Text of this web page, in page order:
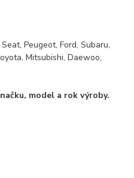
Peugeot, Ford, Subaru,
Mitsubishi, Daewoo,
model a rok výroby.